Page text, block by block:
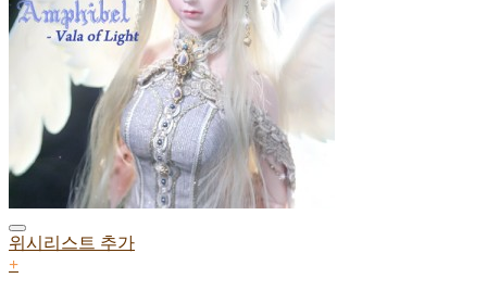
위시리스트 추가
+